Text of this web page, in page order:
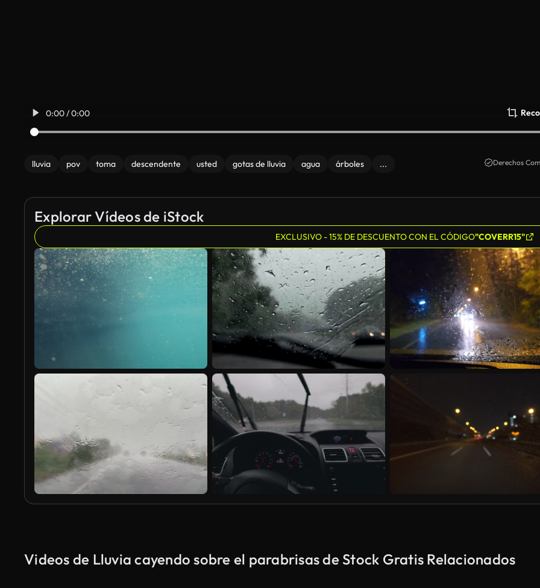
0:00 / 0:00
lluvia pov toma descendente usted gotas de lluvia agua árboles ... Derechos
Explorar Vídeos de iStock
EXCLUSIVO - 15% DE DESCUENTO CON EL CÓDIGO"COVERR15"
Videos de Lluvia cayendo sobre el parabrisas de Stock Gratis Relacionados